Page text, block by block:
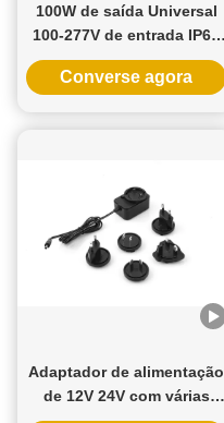
100W de saída Universal
100-277V de entrada IP65
classificado 5 em 1
transformador LED de
Converse agora
Adaptador de alimentação
de 12V 24V com várias
tomadas de corrente